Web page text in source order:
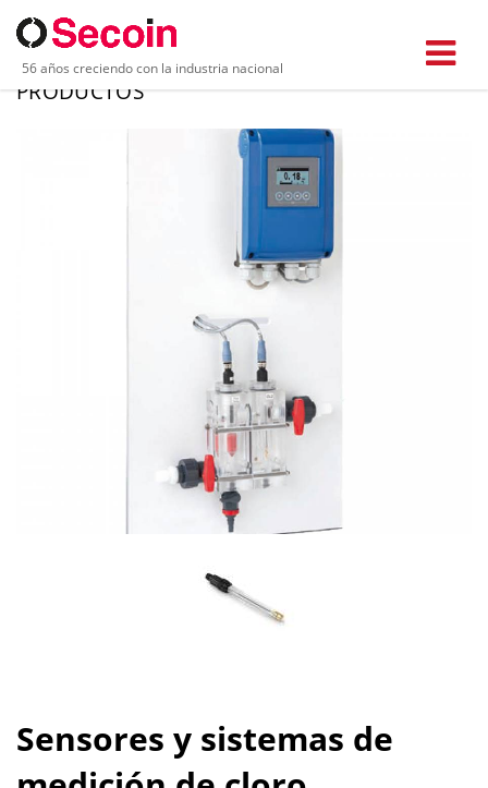
56 años creciendo con la industria nacional
PRODUCTOS
Sensores y sistemas de